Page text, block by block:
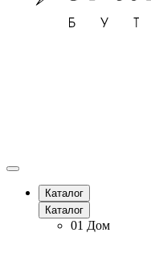
Каталог
Каталог
01 Дом